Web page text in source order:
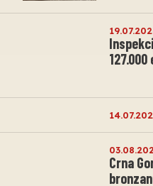
Crna